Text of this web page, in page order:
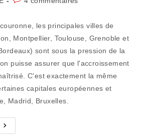
publication :
les principales villes de
Montpellier, Toulouse, Grenoble et
sont sous la pression de la
puisse assurer que l'accroissement
C'est exactement la même
capitales européennes et
Madrid, Bruxelles.
Le